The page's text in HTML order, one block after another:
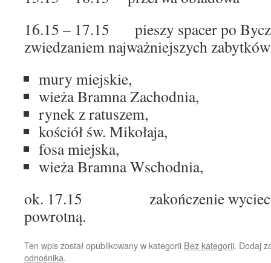
16.15 – 17.15 pieszy spacer po
zwiedzaniem najważniejszych
mury miejskie,
wieża Bramna Zachodnia,
rynek z ratuszem,
kościół św. Mikołaja,
fosa miejska,
wieża Bramna Wschodnia,
ok. 17.15 zakończenie
powrotną.
Ten wpis został opublikowany w kategorii Bez kategorii. Dodaj
odnośnika.